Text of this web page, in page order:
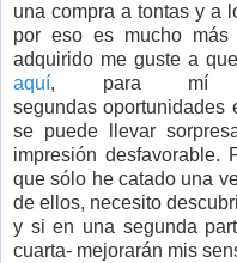
una compra a tontas y a
por eso es mucho
adquirido me guste a
aquí, para mí
segundas oportunidades
se puede llevar
impresión desfavorable.
que sólo he catado una
de ellos, necesito
y si en una segunda
cuarta- mejorarán mis